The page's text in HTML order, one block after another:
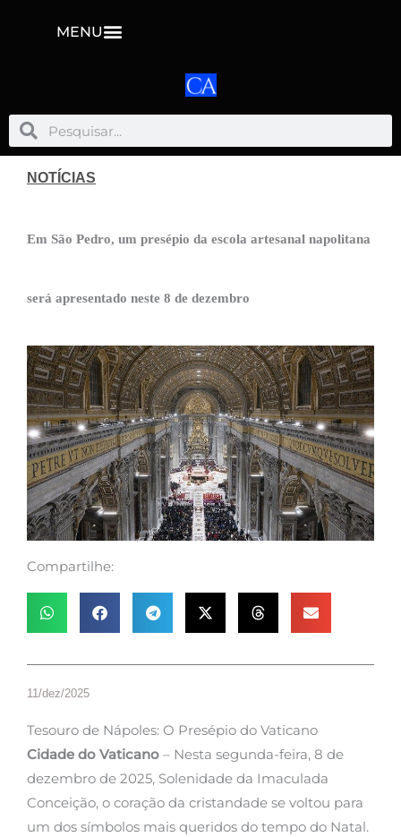
MENU
PesquisarPesquisar
NOTÍCIAS
Em São Pedro, um presépio da escola artesanal napolitana
será apresentado neste 8 de dezembro
Compartilhe:
11/dez/2025
Tesouro de Nápoles: O Presépio do Vaticano
Cidade do Vaticano – Nesta segunda-feira, 8 de
dezembro de 2025, Solenidade da Imaculada
Conceição, o coração da cristandade se voltou para
um dos símbolos mais queridos do tempo do Natal.